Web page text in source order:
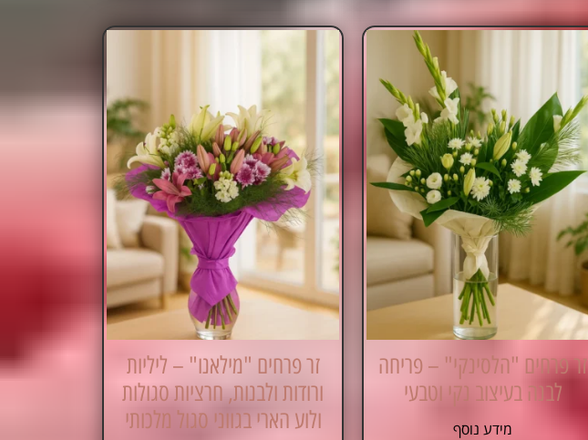
זר פרחים "הלסינקי" – פריחה
לבנה בעיצוב נקי וטבעי
מידע נוסף
זר פרחים "מילאנו" – ליליות
ורודות ולבנות, חרציות סגולות
ולוע הארי בגווני סגול מלכותי